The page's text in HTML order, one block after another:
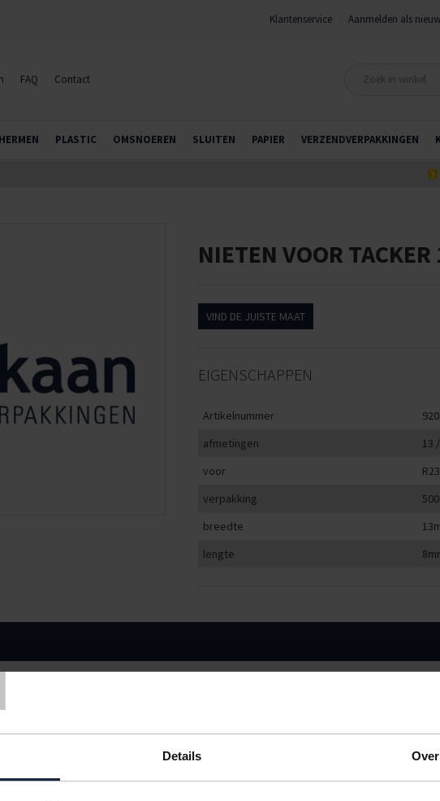
Details Over
Klantenservice Aanmelden als
FAQ Contact
PLASTIC OMSNOEREN SLUITEN PAPIER VERZENDVERPAKKINGEN
NIETEN VOOR
VIND DE JUISTE MAAT
EIGENSCHAPPEN
Artikelnummer
afmetingen
13
voor
verpakking
breedte
lengte
R33 5000 stuks €2,63